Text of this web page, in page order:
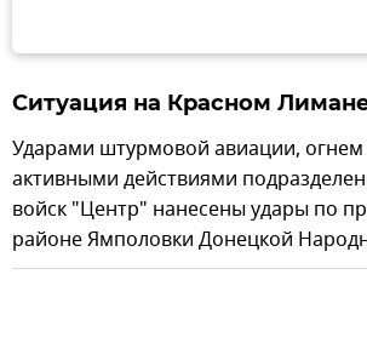
Ситуация на Красном
Ударами штурмовой авиации,
активными действиями
войск "Центр" нанесены удары по
районе Ямполовки Донецкой